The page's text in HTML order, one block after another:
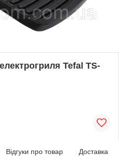
Tefal TS-
Відгуки про товар Доставка